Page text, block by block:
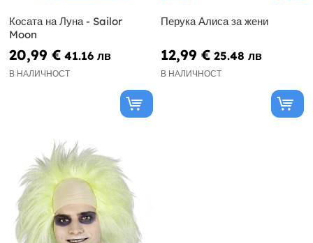
Косата на Луна - Sailor
Moon
20,99 € 41.16 лв
В НАЛИЧНОСТ
Перука Алиса за жени
12,99 € 25.48 лв
В НАЛИЧНОСТ